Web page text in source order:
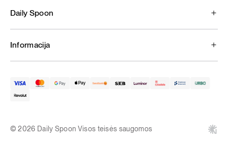
Daily Spoon
Informacija
© 2026 Daily Spoon Visos teisės saugomos